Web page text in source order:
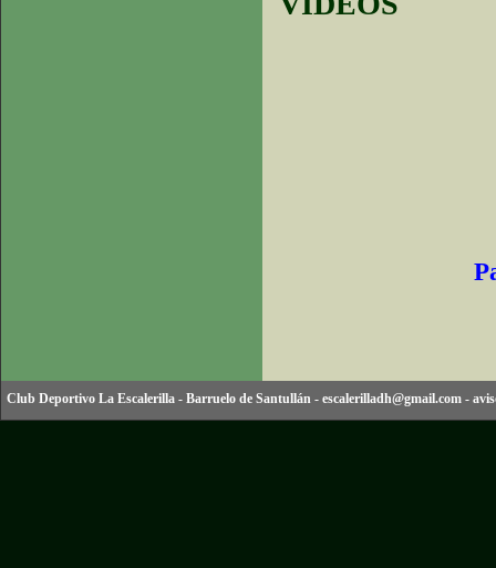
Club Deportivo La Escalerilla - Barruelo de Santullán - escalerilladh@gmail.com -